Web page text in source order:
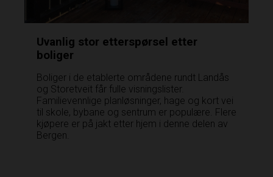
Uvanlig stor etterspørsel etter
boliger
Boliger i de etablerte områdene rundt Landås
og Storetveit får fulle visningslister.
Familievennlige planløsninger, hage og kort vei
til skole, bybane og sentrum er populære. Flere
kjøpere er på jakt etter hjem i denne delen av
Bergen.